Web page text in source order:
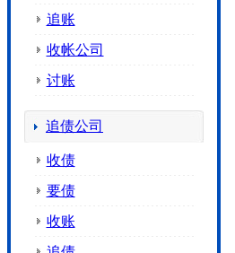
追账
收帐公司
讨账
追债公司
收债
要债
收账